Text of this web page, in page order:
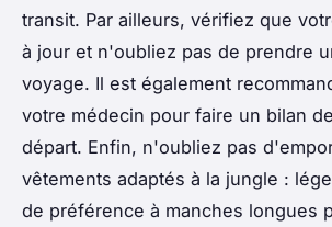
transit. Par ailleurs, vérifiez que
à jour et n'oubliez pas de prendre
voyage. Il est également
votre médecin pour faire un bilan
départ. Enfin, n'oubliez pas
vêtements adaptés à la jungle :
de préférence à manches longues